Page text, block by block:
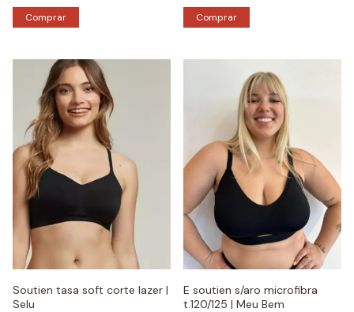
Comprar Comprar
Soutien tasa soft corte lazer |
Selu
E soutien s/aro microfibra
t.120/125 | Meu Bem